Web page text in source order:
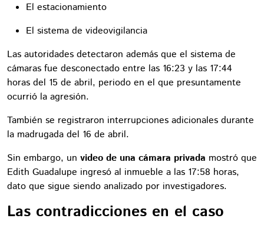
El estacionamiento
El sistema de videovigilancia
Las autoridades detectaron además que el sistema de
cámaras fue desconectado entre las 16:23 y las 17:44
horas del 15 de abril, periodo en el que presuntamente
ocurrió la agresión.
También se registraron interrupciones adicionales durante
la madrugada del 16 de abril.
Sin embargo, un video de una cámara privada mostró que
Edith Guadalupe ingresó al inmueble a las 17:58 horas,
dato que sigue siendo analizado por investigadores.
Las contradicciones en el caso